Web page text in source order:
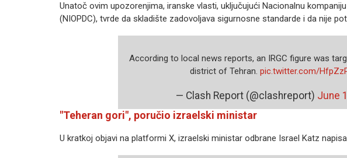
Unatoč ovim upozorenjima, iranske vlasti, uključujući Nacionalnu
(NIOPDC), tvrde da skladište zadovoljava sigurnosne standarde i da nije
According to local news reports, an IRGC figure was
district of Tehran. pic.twitter.com/
— Clash Report (@clashreport) June
"Teheran gori", poručio izraelski ministar
U kratkoj objavi na platformi X, izraelski ministar odbrane Israel Katz